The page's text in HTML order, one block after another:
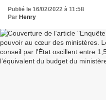
oscillent entre 1,5 et 3
Soit l’équivalent du
Culture.
Publié le 16/02/2022 à 11:58
Par Henry